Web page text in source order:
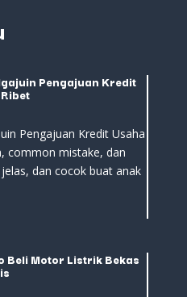
Pengajuan Kredit
Pengajuan Kredit Usaha
common mistake, dan
dan cocok buat anak
Beli Motor Listrik Bekas